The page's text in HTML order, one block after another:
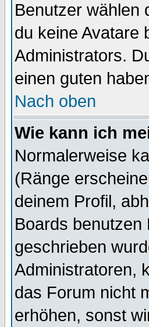
Benutzer wählen
du keine Avatare
Administrators.
einen guten
Nach oben
Wie kann ich
Normalerweise
(Ränge
deinem Profil,
Boards benutzen
geschrieben
Administratoren,
das Forum nicht
erhöhen, sonst